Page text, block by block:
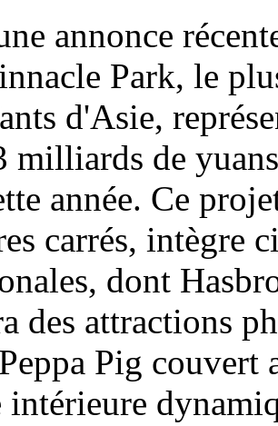
annonce
Park, le
d'Asie,
milliards de
année. Ce
carrés, intègre
dont
des attractions
Pig couvert
intérieure